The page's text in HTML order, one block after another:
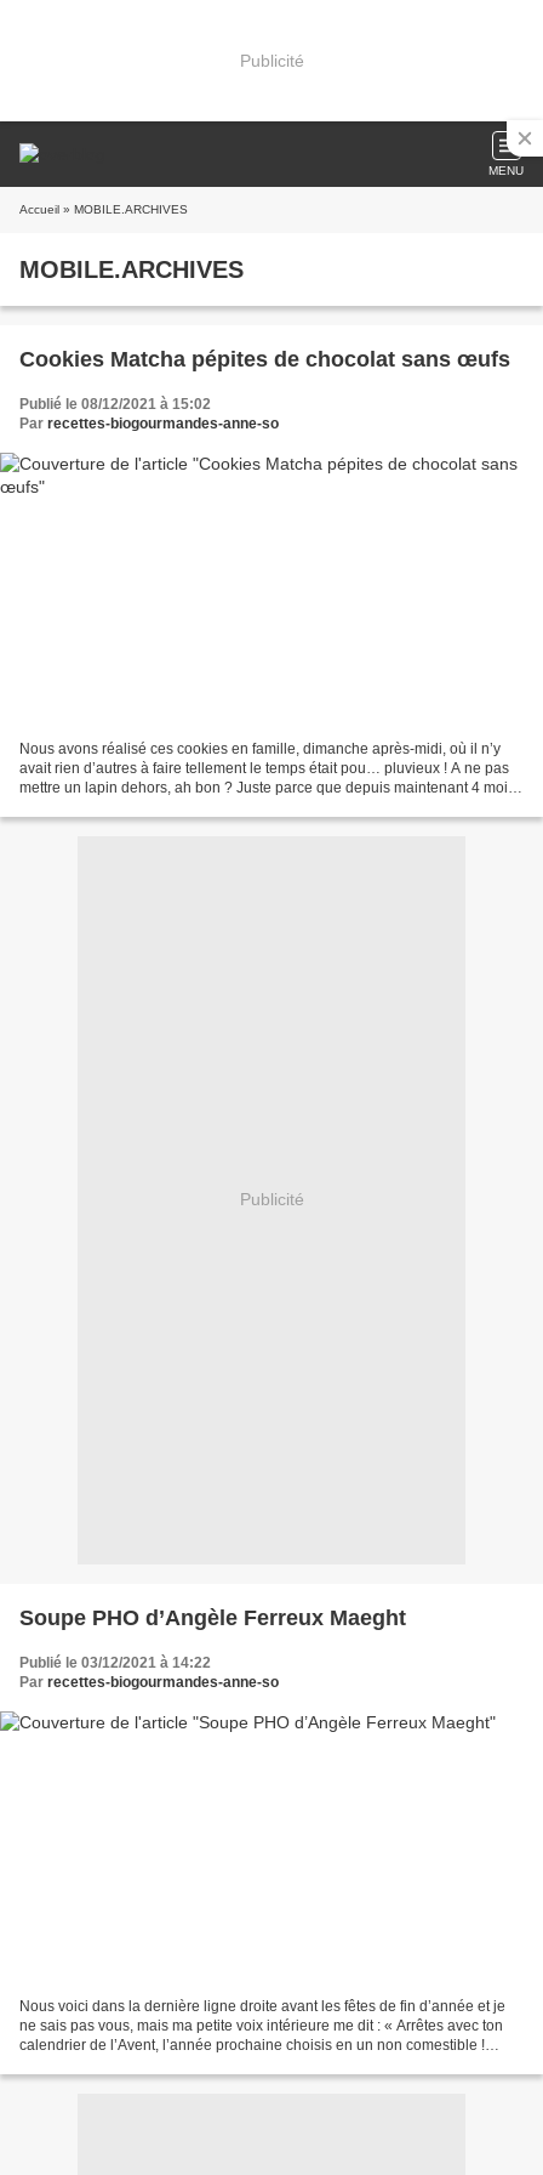
Publicité
MENU
Accueil » MOBILE.ARCHIVES
MOBILE.ARCHIVES
Cookies Matcha pépites de chocolat sans œufs
Publié le 08/12/2021 à 15:02
Par recettes-biogourmandes-anne-so
Nous avons réalisé ces cookies en famille, dimanche après-midi, où il n’y
avait rien d’autres à faire tellement le temps était pou… pluvieux ! A ne pas
mettre un lapin dehors, ah bon ? Juste parce que depuis maintenant 4 mois,
Publicité
Soupe PHO d’Angèle Ferreux Maeght
Publié le 03/12/2021 à 14:22
Par recettes-biogourmandes-anne-so
Nous voici dans la dernière ligne droite avant les fêtes de fin d’année et je
ne sais pas vous, mais ma petite voix intérieure me dit : « Arrêtes avec ton
calendrier de l’Avent, l’année prochaine choisis en un non comestible !